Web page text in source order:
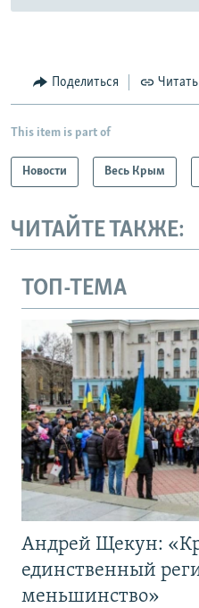
Поделиться
This item is part of
Новости Весь Крым
ЧИТАЙТЕ ТАКЖЕ:
ТОП-ТЕМА
Андрей Щекун:
единственный
меньшинство»